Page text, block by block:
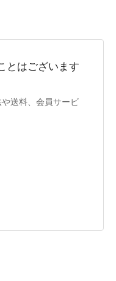
とはございます
送料、会員サービ